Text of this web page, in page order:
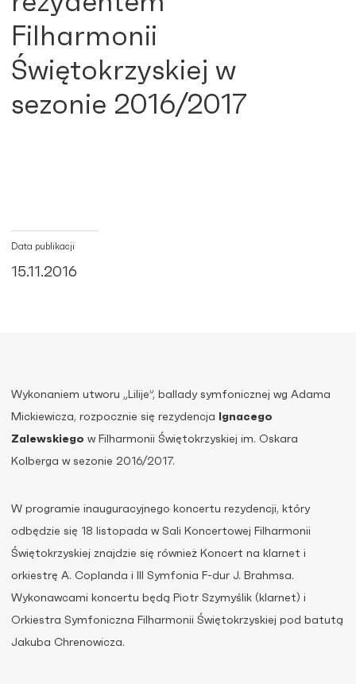
Filharmonii
Świętokrzyskiej w
sezonie 2016/2017
Data publikacji
15.11.2016
Wykonaniem utworu „Lilije”, ballady symfonicznej wg Adama
Mickiewicza, rozpocznie się rezydencja
Ignacego
Zalewskiego w Filharmonii Świętokrzyskiej im. Oskara
Kolberga w sezonie 2016/2017.
W programie inauguracyjnego koncertu rezydencji, który
odbędzie się 18 listopada w Sali Koncertowej Filharmonii
Świętokrzyskiej znajdzie się również Koncert na klarnet i
orkiestrę A. Coplanda i III Symfonia F-dur J. Brahmsa.
Wykonawcami koncertu będą Piotr Szymyślik (klarnet) i
Orkiestra Symfoniczna Filharmonii Świętokrzyskiej pod batutą
Jakuba Chrenowicza.